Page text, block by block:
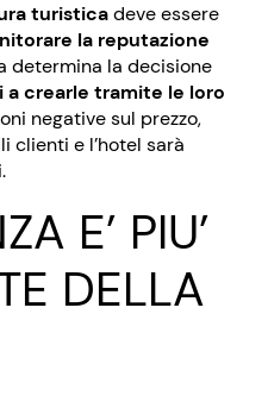
turisticadeve essere
la reputazione
determina la decisione
a crearle tramite le loro
negative sul prezzo,
clienti e l’hotel sarà
E’ PIU’
DELLA